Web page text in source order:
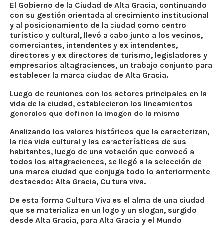
El Gobierno de la Ciudad de Alta Gracia, continuando
con su gestión orientada al crecimiento institucional
y al posicionamiento de la ciudad como centro
turístico y cultural, llevó a cabo junto a los vecinos,
comerciantes, intendentes y ex intendentes,
directores y ex directores de turismo, legisladores y
empresarios altagraciences, un trabajo conjunto para
establecer la marca ciudad de Alta Gracia.
Luego de reuniones con los actores principales en la
vida de la ciudad, establecieron los lineamientos
generales que definen la imagen de la misma
Analizando los valores históricos que la caracterizan,
la rica vida cultural y las características de sus
habitantes, luego de una votación que convocó a
todos los altagraciences, se llegó a la selección de
una marca ciudad que conjuga todo lo anteriormente
destacado: Alta Gracia, Cultura viva.
De esta forma Cultura Viva es el alma de una ciudad
que se materializa en un logo y un slogan, surgido
desde Alta Gracia, para Alta Gracia y el Mundo